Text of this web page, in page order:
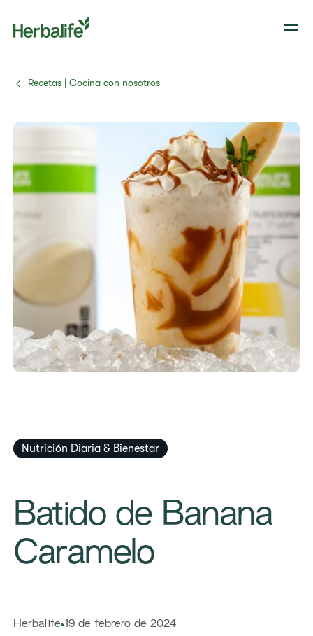
Recetas | Cocina con nosotros
Nutrición Diaria & Bienestar
Batido de Banana
Caramelo
Herbalife 19 de febrero de 2024